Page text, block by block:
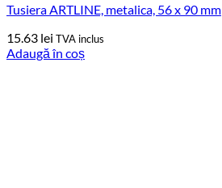
Tusiera ARTLINE, metalica, 56 x 90 mm
15.63 lei TVA inclus
Adaugă în coș